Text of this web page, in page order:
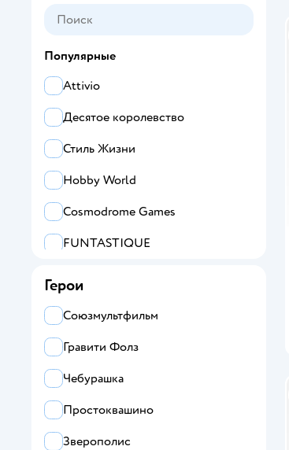
Популярные
Attivio
Десятое королевство
Стиль Жизни
Hobby World
Cosmodrome Games
FUNTASTIQUE
Все
Attivio
Герои
Союзмультфильм
Гравити Фолз
Чебурашка
Простоквашино
Зверополис